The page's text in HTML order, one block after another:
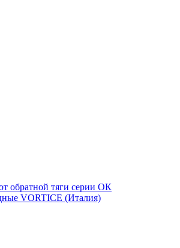
обратной тяги серии ОК
VORTICE (Италия)